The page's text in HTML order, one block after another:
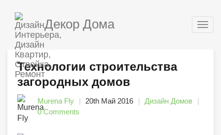
Декор Дома
Технологии строительства
загородных домов
Murena Fly 20th Май 2016
Дизайн Домов
0 Comments